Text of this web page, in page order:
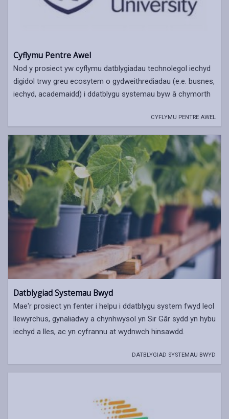
Cyflymu Pentre Awel
Nod y prosiect yw cyflymu datblygiadau technolegol iechyd
digidol trwy greu ecosytem o gydweithrediadau (e.e. busnes,
iechyd, academaidd) i ddatblygu systemau byw â chymorth
CYFLYMU PENTRE AWEL
Datblygiad Systemau Bwyd
Mae'r prosiect yn fenter i helpu i ddatblygu system fwyd leol
llewyrchus, gynaliadwy a chynhwysol yn Sir Gâr sydd yn hybu
iechyd a lles, ac yn cyfrannu at wydnwch hinsawdd.
DATBLYGIAD SYSTEMAU BWYD